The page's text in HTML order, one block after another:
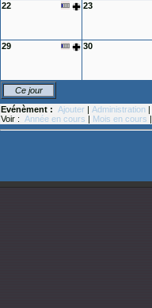
22 23
29 30
Ce jour
Evénèment : Ajouter | Administration |
Voir : Année en cours | Mois en cours |